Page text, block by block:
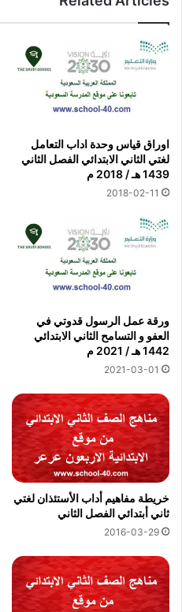
اوراق قياس وحدة اداب التعامل
لغتي الثاني الابتدائي الفصل الثاني
1439 هـ / 2018 م
2018-02-11
ورقة عمل الرسول قدوتي في
العفو و التسامح الثاني الابتدائي
1442 هـ / 2021 م
2021-03-01
خريطة مفاهيم أداب الأستئذان لغتي
ثاني أبتدائي الفصل الثاني
2016-03-29